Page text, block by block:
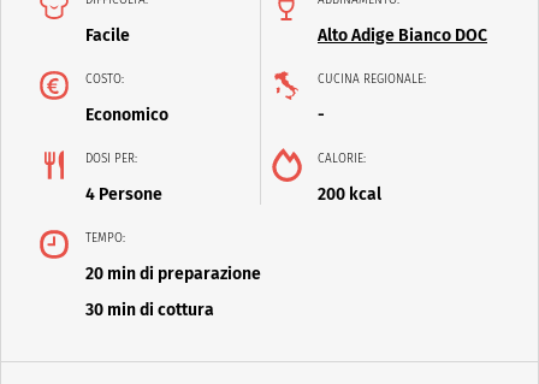
Facile Alto Adige Bianco DOC
COSTO:
Economico
CUCINA REGIONALE:
-
DOSI PER:
4 Persone
CALORIE:
200 kcal
TEMPO:
20 min di preparazione
30 min di cottura